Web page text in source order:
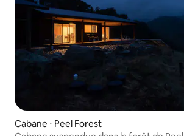
Cabane ⋅ Peel Forest